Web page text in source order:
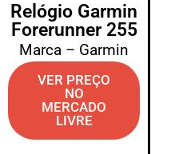
Relógio Garmin
Forerunner 255
Marca – Garmin
VER PREÇO
NO
MERCADO
LIVRE